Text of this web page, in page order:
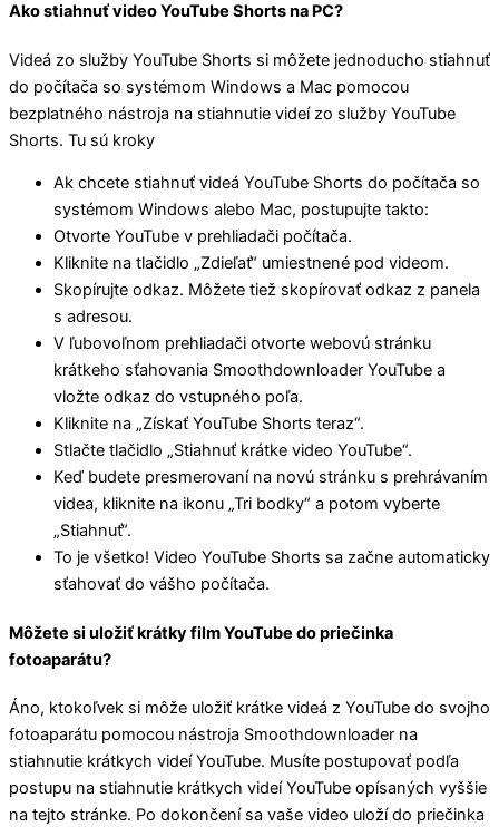
Ako stiahnuť video YouTube Shorts na PC?
Videá zo služby YouTube Shorts si môžete jednoducho stiahnuť
do počítača so systémom Windows a Mac pomocou
bezplatného nástroja na stiahnutie videí zo služby YouTube
Shorts. Tu sú kroky
Ak chcete stiahnuť videá YouTube Shorts do počítača so
systémom Windows alebo Mac, postupujte takto:
Otvorte YouTube v prehliadači počítača.
Kliknite na tlačidlo „Zdieľať“ umiestnené pod videom.
Skopírujte odkaz. Môžete tiež skopírovať odkaz z panela
s adresou.
V ľubovoľnom prehliadači otvorte webovú stránku
krátkeho sťahovania Smoothdownloader YouTube a
vložte odkaz do vstupného poľa.
Kliknite na „Získať YouTube Shorts teraz“.
Stlačte tlačidlo „Stiahnuť krátke video YouTube“.
Keď budete presmerovaní na novú stránku s prehrávaním
videa, kliknite na ikonu „Tri bodky“ a potom vyberte
„Stiahnuť“.
To je všetko! Video YouTube Shorts sa začne automaticky
sťahovať do vášho počítača.
Môžete si uložiť krátky film YouTube do priečinka
fotoaparátu?
Áno, ktokoľvek si môže uložiť krátke videá z YouTube do svojho
fotoaparátu pomocou nástroja Smoothdownloader na
stiahnutie krátkych videí YouTube. Musíte postupovať podľa
postupu na stiahnutie krátkych videí YouTube opísaných vyššie
na tejto stránke. Po dokončení sa vaše video uloží do priečinka